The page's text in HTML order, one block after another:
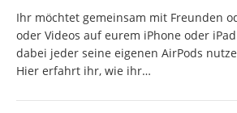
Ihr möchtet gemeinsam mit Freunden
oder Videos auf eurem iPhone oder
dabei jeder seine eigenen AirPods
Hier erfahrt ihr, wie ihr…